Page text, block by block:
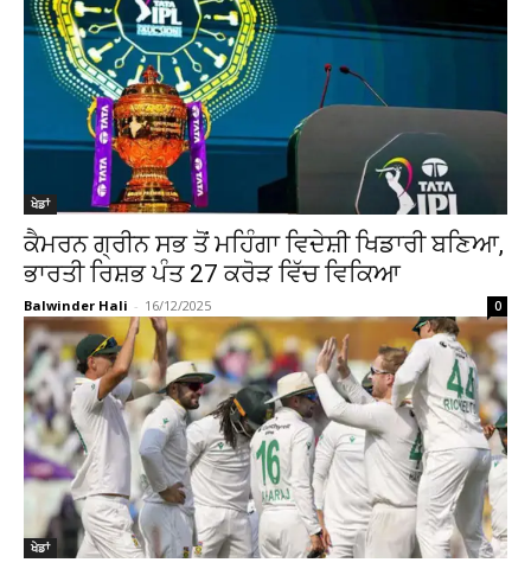
ਖੇਡਾਂ
ਕੈਮਰਨ ਗ੍ਰੀਨ ਸਭ ਤੋਂ ਮਹਿੰਗਾ ਵਿਦੇਸ਼ੀ ਖਿਡਾਰੀ ਬਣਿਆ,
ਭਾਰਤੀ ਰਿਸ਼ਭ ਪੰਤ ₹27 ਕਰੋੜ ਵਿੱਚ ਵਿਕਿਆ
Balwinder Hali - 16/12/2025 0
ਖੇਡਾਂ